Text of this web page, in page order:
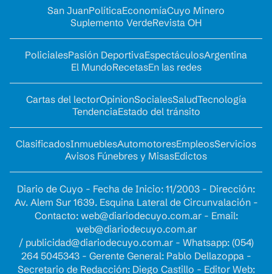
San JuanPolíticaEconomíaCuyo Minero
Suplemento VerdeRevista OH
PolicialesPasión DeportivaEspectáculosArgentina
El MundoRecetasEn las redes
Cartas del lectorOpinionSocialesSaludTecnología
TendenciaEstado del tránsito
ClasificadosInmueblesAutomotoresEmpleosServicios
Avisos Fúnebres y MisasEdictos
Diario de Cuyo - Fecha de Inicio: 11/2003 - Dirección:
Av. Alem Sur 1639. Esquina Lateral de Circunvalación -
Contacto: web@diariodecuyo.com.ar- Email:
web@diariodecuyo.com.ar
/ publicidad@diariodecuyo.com.ar- Whatsapp: (054)
264 5045343 - Gerente General: Pablo Dellazoppa -
Secretario de Redacción: Diego Castillo - Editor Web: